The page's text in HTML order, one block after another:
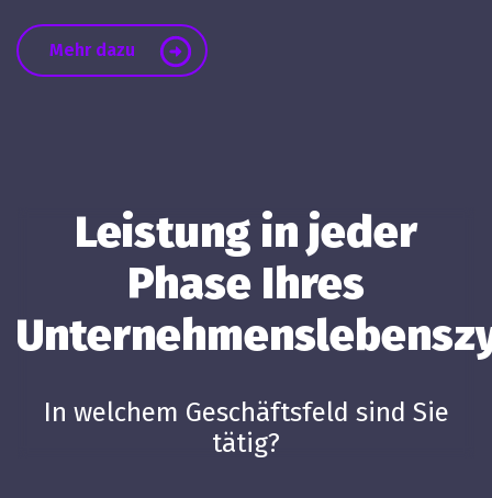
Mehr dazu
Leistung in jeder
Phase Ihres
In welchem Geschäftsfeld sind Sie
tätig?